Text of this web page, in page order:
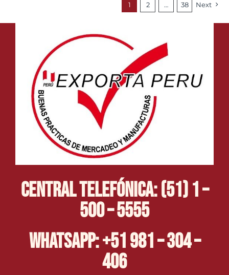
1 2 … 38 Next
Central Telefónica: (51) 1 –
500 – 5555
Whatsapp: +51 981 – 304 –
406